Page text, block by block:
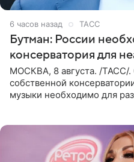
6 часов назад ТАСС
Бутман: России
консерватория для
МОСКВА, 8 августа. /ТАСС/.
собственной
музыки необходимо для